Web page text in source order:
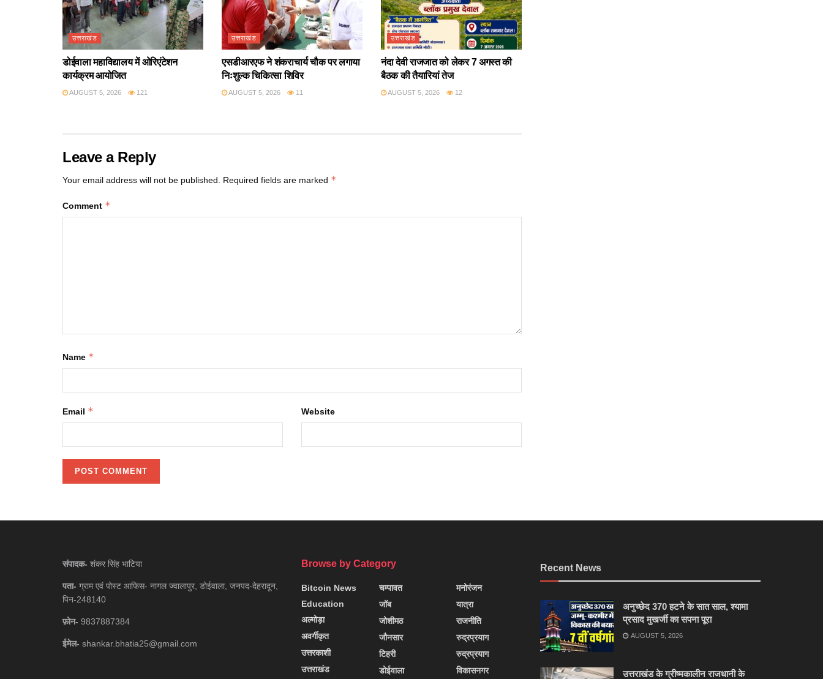
उत्तराखंड
डोईवाला महाविद्यालय में ओरिएंटेशन
कार्यक्रम आयोजित
AUGUST 5, 2026 121
उत्तराखंड
एसडीआरएफ ने शंकराचार्य चौक पर लगाया
निःशुल्क चिकित्सा शिविर
AUGUST 5, 2026 11
उत्तराखंड
नंदा देवी राजजात को लेकर 7 अगस्त की
बैठक की तैयारियां तेज
AUGUST 5, 2026 12
Leave a Reply
Your email address will not be published. Required fields are marked *
Comment *
Name *
Email * Website
संपादक- शंकर सिंह भाटिया
पता- ग्राम एवं पोस्ट आफिस- नागल ज्वालापुर, डोईवाला, जनपद-देहरादून,
पिन-248140
फ़ोन- 9837887384
ईमेल- shankar.bhatia25@gmail.com
Browse by Category
Bitcoin News
Education
अल्मोड़ा
अवर्गीकृत
उत्तरकाशी
उत्तराखंड
चम्पावत
जॉब
जोशीमठ
जौनसार
टिहरी
डोईवाला
मनोरंजन
यात्रा
राजनीति
रुद्रप्रयाग
रुद्रप्रयाग
विकासनगर
Recent News
अनुच्छेद 370 हटने के सात साल, श्यामा
प्रसाद मुखर्जी का सपना पूरा
AUGUST 5, 2026
उत्तराखंड के ग्रीष्मकालीन राजधानी के